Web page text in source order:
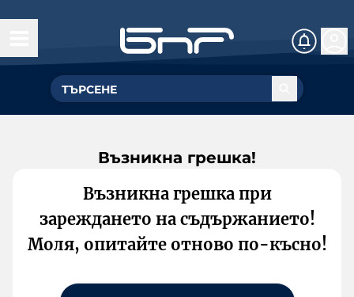
Възникна грешка!
Възникна грешка при
зареждането на съдържанието!
Моля, опитайте отново по-късно!